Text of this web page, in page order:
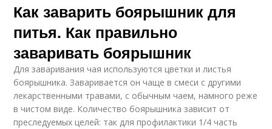
Как заварить боярышник для
питья. Как правильно
заваривать боярышник
Для заваривания чая используются цветки и листья
боярышника. Заваривается он чаще в смеси с другими
лекарственными травами, с обычным чаем, намного реже
в чистом виде. Количество боярышника зависит от
преследуемых целей: так для профилактики 1/4 часть